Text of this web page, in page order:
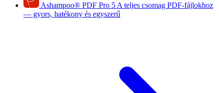
Ashampoo® PDF Pro 5 A teljes csomag PDF-fájlokhoz
— gyors, hatékony és egyszerű